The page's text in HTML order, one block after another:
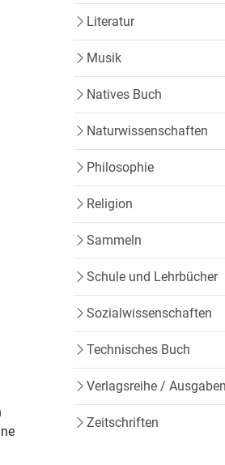
Literatur
Musik
Natives Buch
Naturwissenschaften
Philosophie
Religion
Sammeln
Schule und Lehrbücher
Sozialwissenschaften
Technisches Buch
Verlagsreihe / Ausgaben
Zeitschriften